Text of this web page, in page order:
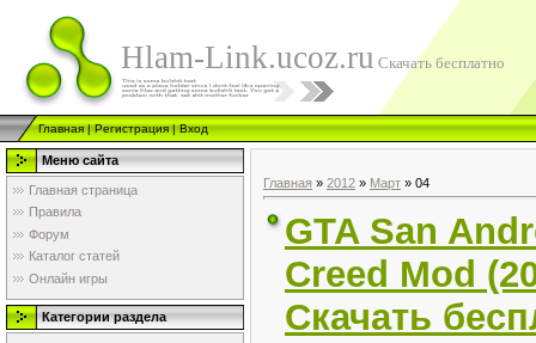
Hlam-Link.ucoz.ru Скачать бесплатно
Главная|Регистрация|Вход
Меню сайта
Главная страница
Правила
Форум
Каталог статей
Онлайн игры
Категории раздела
Главная » 2012 » Март » 04
GTA San
Creed Mod
Скачать